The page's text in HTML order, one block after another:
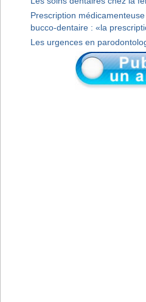
Prescription
bucco-dentaire : «la
Les urgences en